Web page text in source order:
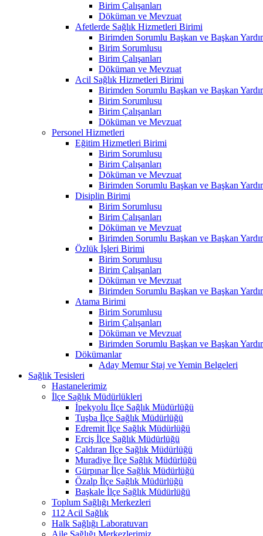
Birim Çalışanları
Döküman ve Mevzuat
Afetlerde Sağlık Hizmetleri Birimi
Birimden Sorumlu Başkan ve Başkan
Birim Sorumlusu
Birim Çalışanları
Döküman ve Mevzuat
Acil Sağlık Hizmetleri Birimi
Birimden Sorumlu Başkan ve Başkan
Birim Sorumlusu
Birim Çalışanları
Döküman ve Mevzuat
Personel Hizmetleri
Eğitim Hizmetleri Birimi
Birim Sorumlusu
Birim Çalışanları
Döküman ve Mevzuat
Birimden Sorumlu Başkan ve Başkan
Disiplin Birimi
Birim Sorumlusu
Birim Çalışanları
Döküman ve Mevzuat
Birimden Sorumlu Başkan ve Başkan
Özlük İşleri Birimi
Birim Sorumlusu
Birim Çalışanları
Döküman ve Mevzuat
Birimden Sorumlu Başkan ve Başkan
Atama Birimi
Birim Sorumlusu
Birim Çalışanları
Döküman ve Mevzuat
Birimden Sorumlu Başkan ve Başkan
Dökümanlar
Aday Memur Staj ve Yemin Belgeleri
Sağlık Tesisleri
Hastanelerimiz
İlçe Sağlık Müdürlükleri
İpekyolu İlçe Sağlık Müdürlüğü
Tuşba İlçe Sağlık Müdürlüğü
Edremit İlçe Sağlık Müdürlüğü
Erciş İlçe Sağlık Müdürlüğü
Çaldıran İlçe Sağlık Müdürlüğü
Muradiye İlçe Sağlık Müdürlüğü
Gürpınar İlçe Sağlık Müdürlüğü
Özalp İlçe Sağlık Müdürlüğü
Başkale İlçe Sağlık Müdürlüğü
Toplum Sağlığı Merkezleri
112 Acil Sağlık
Halk Sağlığı Laboratuvarı
Aile Sağlığı Merkezlerimiz